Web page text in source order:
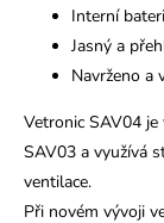
Interní
Jasný a
Navrženo a
Vetronic SAV04
SAV03 a využívá
ventilace.
Při novém vývoji